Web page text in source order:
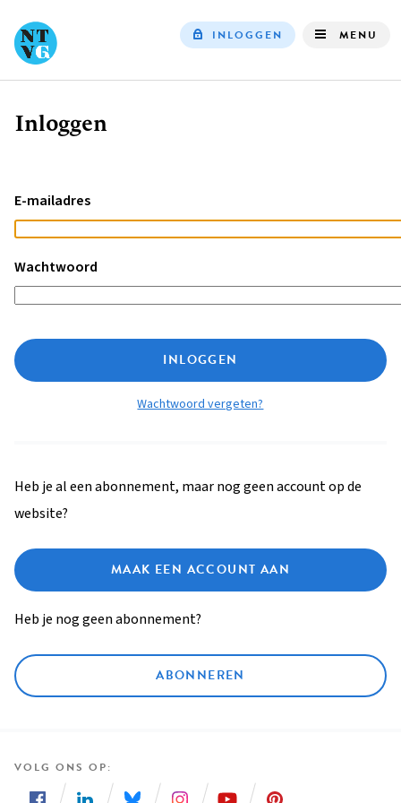
INLOGGEN MENU
Kruimelpad
Inloggen
E-mailadres
Wachtwoord
INLOGGEN
Wachtwoord vergeten?
Heb je al een abonnement, maar nog geen account op de
website?
MAAK EEN ACCOUNT AAN
Heb je nog geen abonnement?
ABONNEREN
VOLG ONS OP